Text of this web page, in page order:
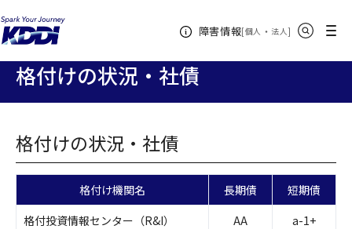
障害情報[個人 ・ 法人新規ウィンドウ
]
メニュー
KDDIホーム
格付けの状況・社債
格付けの状況・社債
格付けの状況・社債
格付け機関名 長期債
短期債
格付投資情報センター（R&I）
AA a-1+